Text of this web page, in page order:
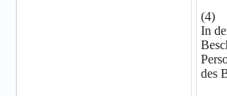
(4)
In
des